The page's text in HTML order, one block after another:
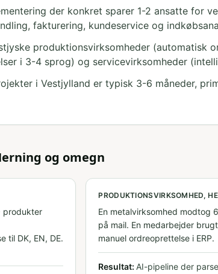
der konkret sparer 1-2 ansatte for
fakturering, kundeservice og
produktionsvirksomheder (automatisk
i 3-4 sprog) og servicevirksomheder
i Vestjylland er typisk 3-6 måneder,
og omegn
produkter
til DK, EN, DE.
PRODUKTIONSVIRKSOMHED,
En metalvirksomhed modtog
på mail. En medarbejder
manuel ordreoprettelse i ERP.
Resultat: AI-pipeline der